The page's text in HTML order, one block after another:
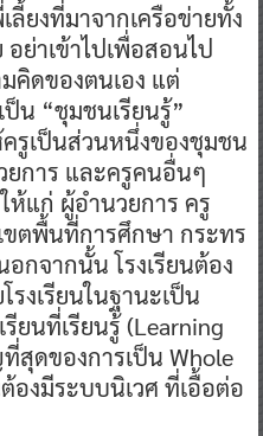
ลี้ยงที่มาจากเครือข่ายทั้ง
ย่าเข้าไปเพื่อสอนไป
คิดของตนเอง แต่
ป็น “ชุมชนเรียนรู้”
รูเป็นส่วนหนึ่งของชุมชน
ยการ และครูคนอื่นๆ
ห้แก่ ผู้อำนวยการ ครู
ตพื้นที่การศึกษา กระทร
กจากนั้น โรงเรียนต้อง
รงเรียนในฐานะเป็น
ยนที่เรียนรู้ (Learning
สุดของการเป็น Whole
องมีระบบนิเวศ ที่เอื้อต่อ